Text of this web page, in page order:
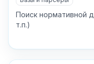
Поиск нормативной
т.п.)